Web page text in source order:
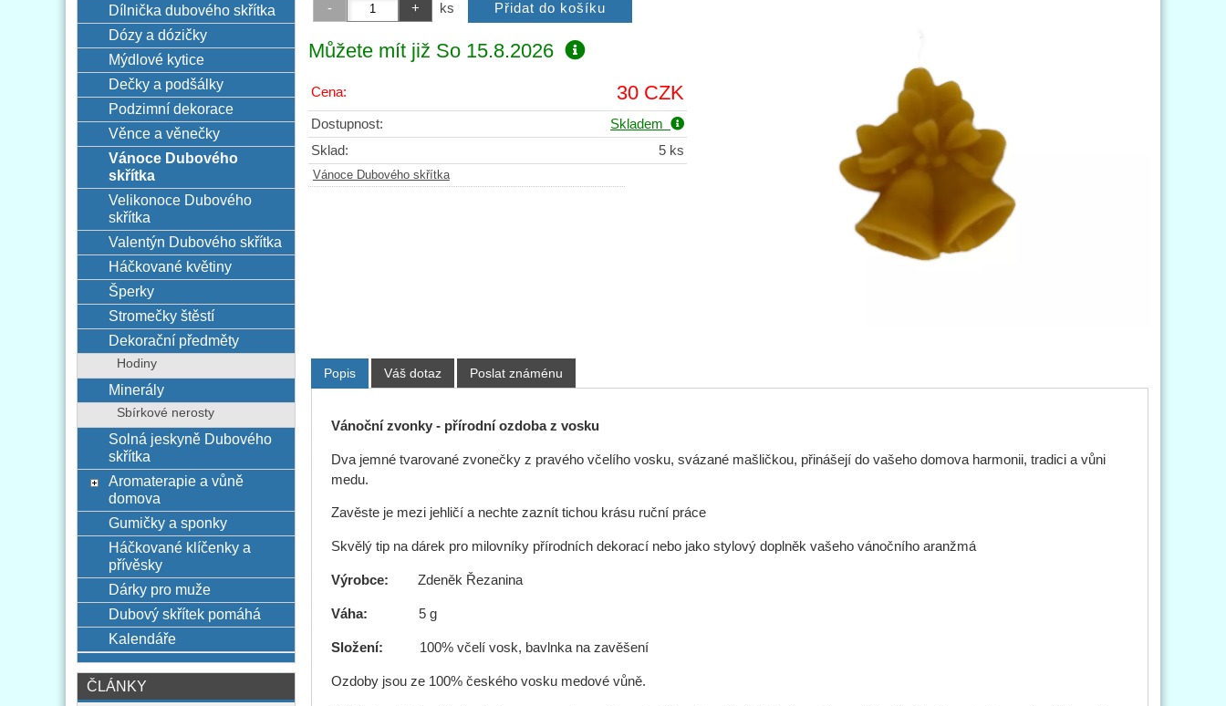
ks
Můžete mít již So 15.8.2026
Cena: 30 CZK
Dostupnost:
Skladem
Sklad:
5 ks
Vánoce Dubového skřítka
Popis Váš dotaz Poslat známénu
Vánoční zvonky - přírodní ozdoba z vosku
Dva jemné tvarované zvonečky z pravého včelího vosku, svázané mašličkou, přinášejí do vašeho domova harmonii, tradici a vůni
medu.
Zavěste je mezi jehličí a nechte zaznít tichou krásu ruční práce
Skvělý tip na dárek pro milovníky přírodních dekorací nebo jako stylový doplněk vašeho vánočního aranžmá
Výrobce: Zdeněk Řezanina
Váha: 5 g
Složení: 100% včelí vosk, bavlnka na zavěšení
Ozdoby jsou ze 100% českého vosku medové vůně.
Dílnička dubového skřítka
Dózy a dózičky
Mýdlové kytice
Dečky a podšálky
Podzimní dekorace
Věnce a věnečky
Vánoce Dubového
skřítka
Velikonoce Dubového
skřítka
Valentýn Dubového skřítka
Háčkované květiny
Šperky
Stromečky štěstí
Dekorační předměty
Hodiny
Minerály
Sbírkové nerosty
Solná jeskyně Dubového
skřítka
Aromaterapie a vůně
domova
Gumičky a sponky
Háčkované klíčenky a
přívěsky
Dárky pro muže
Dubový skřítek pomáhá
Kalendáře
ČLÁNKY